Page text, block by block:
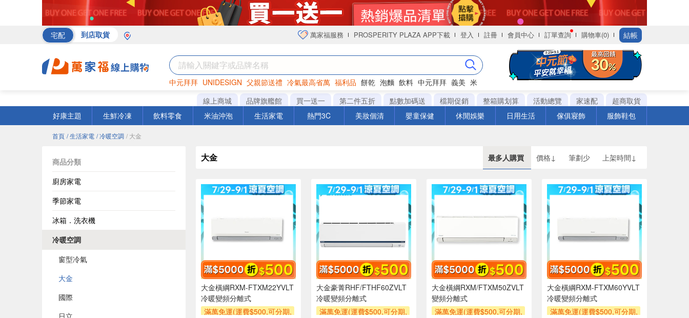
宅配 到店取貨 萬家福服務 PROSPERITY PLAZA APP下載 登入 註冊 會員中心 訂單查詢 購物車(0) 結帳
中元拜拜 UNIDESIGN 父親節送禮 冷氣最高省萬 福利品 餅乾 泡麵 飲料 中元拜拜 義美 米
巧克力 罐頭 衛生紙
線上商城 品牌旗艦館 買一送一 第二件五折 點數加碼送 檔期促銷 整箱購划算 活動總覽 家速配
超商取貨
好康主題
生鮮冷凍 飲料零食 米油沖泡 生活家電 熱門3C 美妝個清 嬰童保健 休閒娛樂 日用生活 傢俱寢飾 服飾鞋包
首頁 / 生活家電 / 冷暖空調 / 大金
商品分類
廚房家電
季節家電
冰箱．洗衣機
冷暖空調
窗型冷氣
大金
國際
日立
大金 最多人購買 價格↓ 筆劃少 上架時間↓
大金橫綱RXM-FTXM22YVLT
冷暖變頻分離式
滿萬免運(運費$500,可分期,
大金豪菁RHF/FTHF60ZVLT
冷暖變頻分離式
滿萬免運(運費$500,可分期,
大金橫綱RXM/FTXM50ZVLT
變頻分離式
滿萬免運(運費$500,可分期,
大金橫綱RXM-FTXM60YVLT
冷暖變頻分離式
滿萬免運(運費$500,可分期,